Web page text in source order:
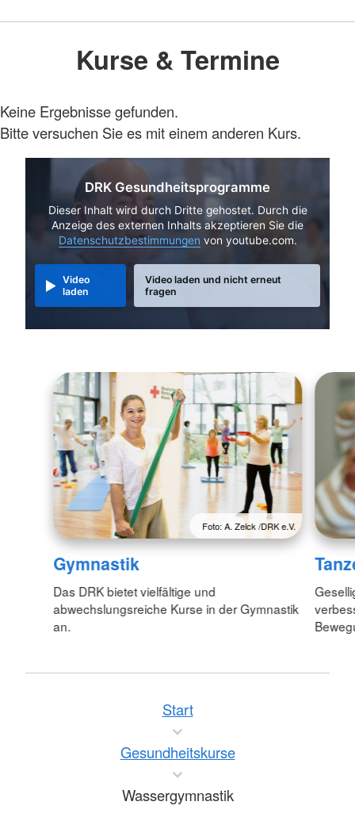
Kurse & Termine
Keine Ergebnisse gefunden.
Bitte versuchen Sie es mit einem anderen Kurs.
DRK Gesundheitsprogramme
Dieser Inhalt wird durch Dritte gehostet. Durch die
Anzeige des externen Inhalts akzeptieren Sie die
Datenschutzbestimmungen von youtube.com.
Video
laden
Video laden und nicht erneut
fragen
Foto: A. Zelck /DRK e.V.
Gymnastik
Das DRK bietet vielfältige und
abwechslungsreiche Kurse in der Gymnastik
an.
Start
Gesundheitskurse
Wassergymnastik